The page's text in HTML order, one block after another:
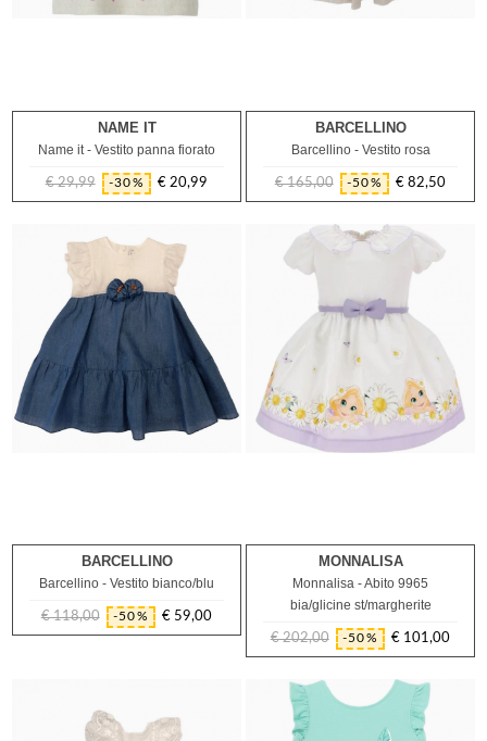
9M
NAME IT
Name it - Vestito panna fiorato
Prezzo
€ 29,99 -30%
Prezzo
€ 20,99
3A
BARCELLINO
Barcellino - Vestito rosa
Prezzo
€ 165,00 -50%
Prezzo
€ 82,50
9M
BARCELLINO
Barcellino - Vestito bianco/blu
Prezzo
€ 118,00 -50%
Prezzo
€ 59,00
18M
MONNALISA
Monnalisa - Abito 9965
bia/glicine st/margherite
Prezzo
€ 202,00 -50%
Prezzo
€ 101,00